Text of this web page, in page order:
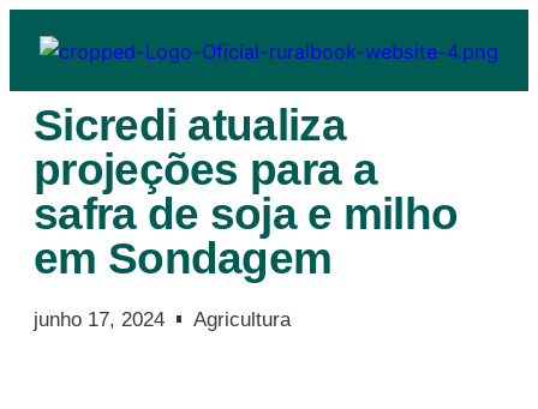
Sicredi atualiza
projeções para a
safra de soja e milho
em Sondagem
junho 17, 2024 Agricultura